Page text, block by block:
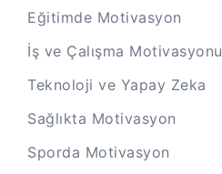
Eğitimde Motivasyon
İş ve Çalışma Motivasyonu
Teknoloji ve Yapay Zeka
Sağlıkta Motivasyon
Sporda Motivasyon